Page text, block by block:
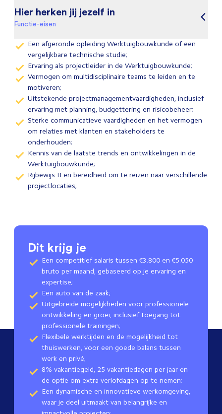
Hier herken jij jezelf in
Functie-eisen
Een afgeronde opleiding Werktuigbouwkunde of een
vergelijkbare technische studie;
Ervaring als projectleider in de Werktuigbouwkunde;
Vermogen om multidisciplinaire teams te leiden en te
motiveren;
Uitstekende projectmanagementvaardigheden, inclusief
ervaring met planning, budgettering en risicobeheer;
Sterke communicatieve vaardigheden en het vermogen
om relaties met klanten en stakeholders te
onderhouden;
Kennis van de laatste trends en ontwikkelingen in de
Werktuigbouwkunde;
Rijbewijs B en bereidheid om te reizen naar verschillende
projectlocaties;
Dit krijg je
Een competitief salaris tussen €3.800 en €5.050
bruto per maand, gebaseerd op je ervaring en
expertise;
Een auto van de zaak;
Uitgebreide mogelijkheden voor professionele
ontwikkeling en groei, inclusief toegang tot
professionele trainingen;
Flexibele werktijden en de mogelijkheid tot
thuiswerken, voor een goede balans tussen
werk en privé;
8% vakantiegeld, 25 vakantiedagen per jaar en
de optie om extra verlofdagen op te nemen;
Een dynamische en innovatieve werkomgeving,
waar je deel uitmaakt van belangrijke en